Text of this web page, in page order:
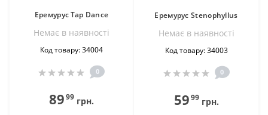
Еремурус Tap Dance
Немає в наявностi
Код товару: 34004
0
8999 грн.
Еремурус Stenophyllus
Немає в наявностi
Код товару: 34003
0
5999грн.